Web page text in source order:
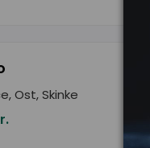
Ost, Skinke